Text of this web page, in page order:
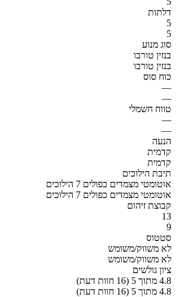
דלתות
5
5
סוג מנוע
בנזין טורבו
בנזין טורבו
כוח סוס
—
—
טווח חשמלי
—
—
הנעה
קדמית
קדמית
תיבת הילוכים
אוטומטי מצמדים כפולים 7 הילוכים
אוטומטי מצמדים כפולים 7 הילוכים
קבוצת זיהום
13
9
סטטוס
לא משווק/משומש
לא משווק/משומש
ציון גולשים
4.8 מתוך 5 (16 חוות דעת)
4.8 מתוך 5 (16 חוות דעת)